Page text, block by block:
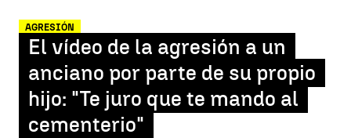
AGRESIÓN
El vídeo de la agresión a un
anciano por parte de su propio
hijo: "Te juro que te mando al
cementerio"